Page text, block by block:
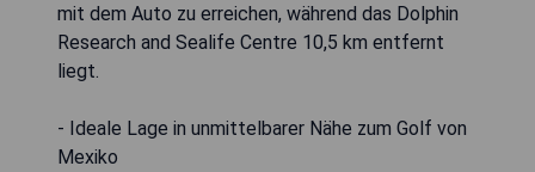
mit dem Auto zu erreichen, während das Dolphin
Research and Sealife Centre 10,5 km entfernt
liegt.
- Ideale Lage in unmittelbarer Nähe zum Golf von
Mexiko